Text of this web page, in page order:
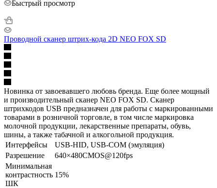
Быстрый просмотр
Проводной сканер штрих-кода 2D NEO FOX SD
Новинка от завоевавшего любовь бренда. Еще более мощный
и производительный сканер NEO FOX SD. Сканер
штрихкодов USB предназначен для работы с маркированными
товарами в розничной торговле, в том числе маркировка
молочной продукции, лекарственные препараты, обувь,
шины, а также табачной и алкогольной продукция.
Интерфейсы
USB-HID, USB-COM (эмуляция)
Разрешение
640×480CMOS@120fps
Минимальная
контрастность
ШК
15%